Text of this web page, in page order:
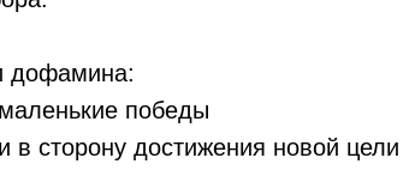
дофамина:
победы
в сторону достижения новой цели